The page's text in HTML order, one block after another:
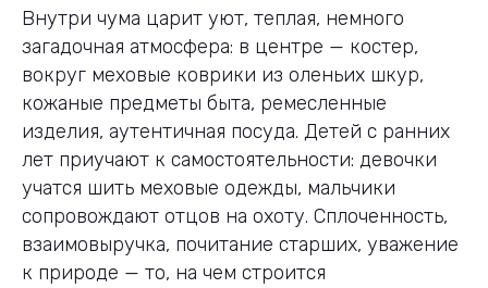
Внутри чума царит уют, теплая, немного
загадочная атмосфера: в центре — костер,
вокруг меховые коврики из оленьих шкур,
кожаные предметы быта, ремесленные
изделия, аутентичная посуда. Детей с ранних
лет приучают к самостоятельности: девочки
учатся шить меховые одежды, мальчики
сопровождают отцов на охоту. Сплоченность,
взаимовыручка, почитание старших, уважение
к природе — то, на чем строится